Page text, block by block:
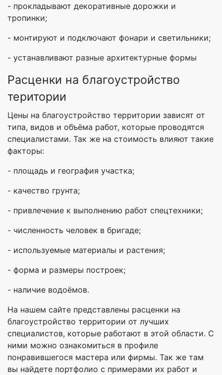
- прокладывают декоративные дорожки и
тропинки;
- монтируют и подключают фонари и светильники;
- устанавливают разные архитектурные формы
Расценки на благоустройство
територии
Цены на благоустройство территории зависят от
типа, видов и объёма работ, которые проводятся
специалистами. Так же на стоимость влияют такие
факторы:
- площадь и география участка;
- качество грунта;
- привлечение к выполнению работ спецтехники;
- численность человек в бригаде;
- используемые материалы и растения;
- форма и размеры построек;
- наличие водоёмов.
На нашем сайте представлены расценки на
благоустройство территории от лучших
специалистов, которые работают в этой области. С
ними можно ознакомиться в профиле
понравившегося мастера или фирмы. Так же там
вы найдете портфолио с примерами их работ и